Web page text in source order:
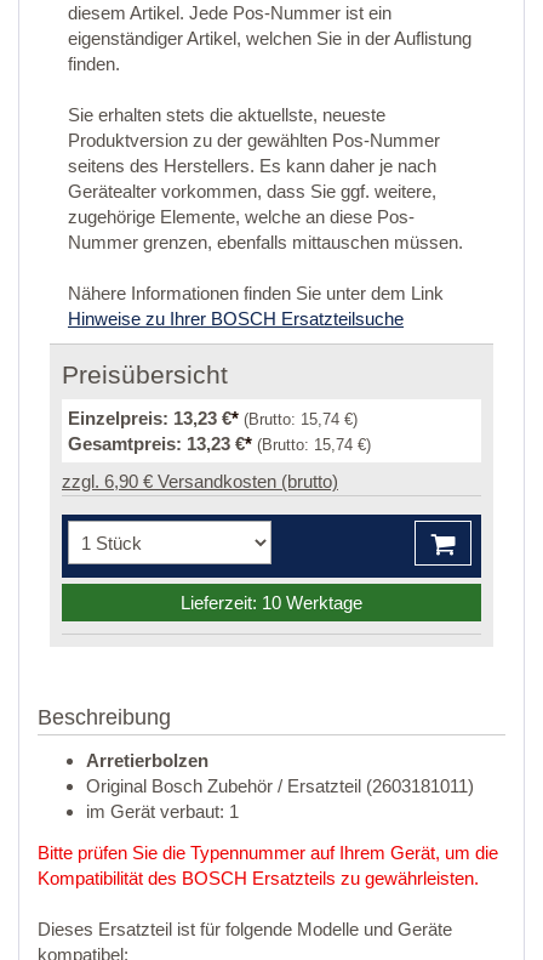
diesem Artikel. Jede Pos-Nummer ist ein
eigenständiger Artikel, welchen Sie in der Auflistung
finden.
Sie erhalten stets die aktuellste, neueste
Produktversion zu der gewählten Pos-Nummer
seitens des Herstellers. Es kann daher je nach
Gerätealter vorkommen, dass Sie ggf. weitere,
zugehörige Elemente, welche an diese Pos-
Nummer grenzen, ebenfalls mittauschen müssen.
Nähere Informationen finden Sie unter dem Link
Hinweise zu Ihrer BOSCH Ersatzteilsuche
Preisübersicht
Einzelpreis: 13,23 €* (Brutto: 15,74 €)
Gesamtpreis: 13,23 €* (Brutto: 15,74 €)
zzgl. 6,90 € Versandkosten (brutto)
Lieferzeit: 10 Werktage
Beschreibung
Arretierbolzen
Original Bosch Zubehör / Ersatzteil (2603181011)
im Gerät verbaut: 1
Bitte prüfen Sie die Typennummer auf Ihrem Gerät, um die
Kompatibilität des BOSCH Ersatzteils zu gewährleisten.
Dieses Ersatzteil ist für folgende Modelle und Geräte
kompatibel: